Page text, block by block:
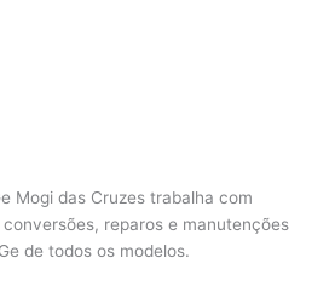
Mogi das Cruzes trabalha com
reparos e manutenções
de todos os modelos.